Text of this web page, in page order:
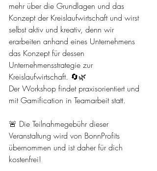
mehr über die Grundlagen und das
Konzept der Kreislaufwirtschaft und wirst
selbst aktiv und kreativ, denn wir
erarbeiten anhand eines Unternehmens
das Konzept für dessen
Unternehmensstrategie zur
Kreislaufwirtschaft. 🔄🌿
Der Workshop findet praxisorientiert und
mit Gamification in Teamarbeit statt.
🚨 Die Teilnahmegebühr dieser
Veranstaltung wird von BonnProfits
übernommen und ist daher für dich
kostenfrei!